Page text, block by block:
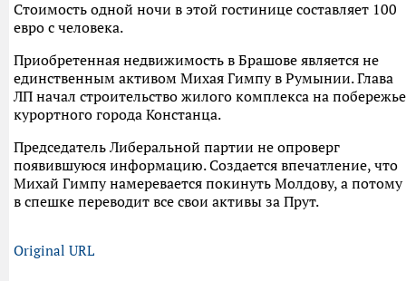
Стоимость одной ночи в этой гостинице составляет 100
евро с человека.
Приобретенная недвижимость в Брашове является не
единственным активом Михая Гимпу в Румынии. Глава
ЛП начал строительство жилого комплекса на побережье
курортного города Констанца.
Председатель Либеральной партии не опроверг
появившуюся информацию. Создается впечатление, что
Михай Гимпу намеревается покинуть Молдову, а потому
в спешке переводит все свои активы за Прут.
Original URL